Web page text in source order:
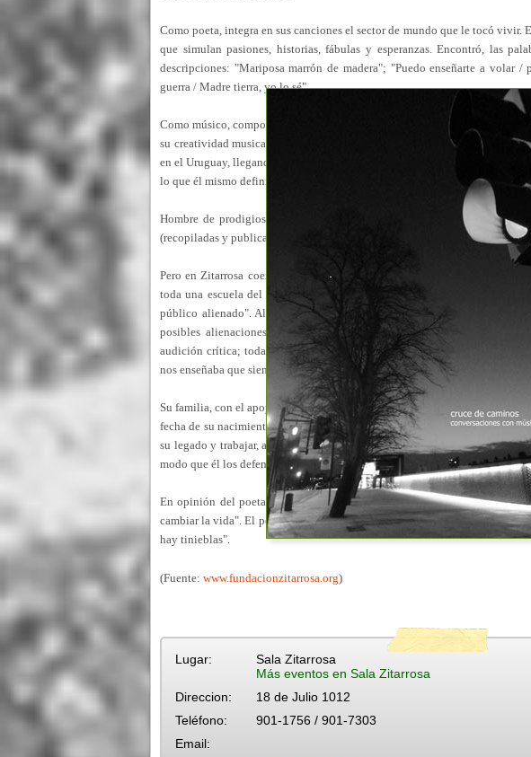
Como poeta, integra en sus canciones el sector de mundo que le tocó vivir.
que simulan pasiones, historias, fábulas y esperanzas. Encontró, las
descripciones: "Mariposa marrón de madera"; "Puedo enseñarte a volar
guerra / Madre tierra, yo lo sé".
Como músico, componiendo a favor de la guitarra y por milonga, creó un
su creatividad musical, impuso este género como un estilo popular vivo.
en el Uruguay, llegando en su último trabajo discográfico a asimilar desde
lo que él mismo definió, en 1969, como un "auténtico jazz del sur", en base a
Hombre de prodigiosa erudición, fue un narrador brillante, quien logró
(recopiladas y publicadas en libro, por su familia, en el 2001), una sabrosa
Pero en Zitarrosa coexistían, además, los insólitos Diamólogos, el
toda una escuela del decir radial. No debe olvidarse un lejano trabajo
público alienado". Allí, este hombre de seductora voz, de presencia
posibles alienaciones ante la "figura" de un artista, ante la aureola de
audición crítica; toda audición que realmente atendiera lo que el artista
nos enseñaba que siempre debemos oír críticamente al artista.
Su familia, con el apoyo de amigos y personalidades de la cultura, entre
fecha de su nacimiento, el 10 de marzo del 2004, declara la creación de la
su legado y trabajar, a favor de la cultura, de los valores humanistas e
modo que él los defendió y cantó.
En opinión del poeta Washington Benavides, Zitarrosa es "un hombre
cambiar la vida". El poeta Saúl Ibargoyen lo define como "un hombre y un
hay tinieblas".
(Fuente: www.fundacionzitarrosa.org)
Lugar:
Sala Zitarrosa
Más eventos en Sala Zitarrosa
Direccion:
18 de Julio 1012
Teléfono:
901-1756 / 901-7303
Email: